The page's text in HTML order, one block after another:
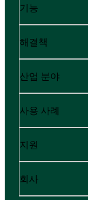
기능
해결책
산업 분야
사용 사례
지원
회사